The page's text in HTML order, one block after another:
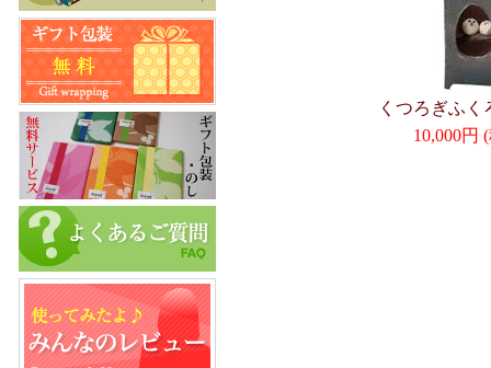
くつろぎふく
10,000円